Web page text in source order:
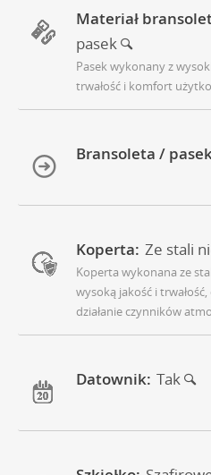
Materiał
pasek
Pasek wykonany z
trwałość i komfort
Bransoleta /
Koperta: Ze stali
Koperta wykonana ze
wysoką jakość i
działanie czynników
Datownik: Tak